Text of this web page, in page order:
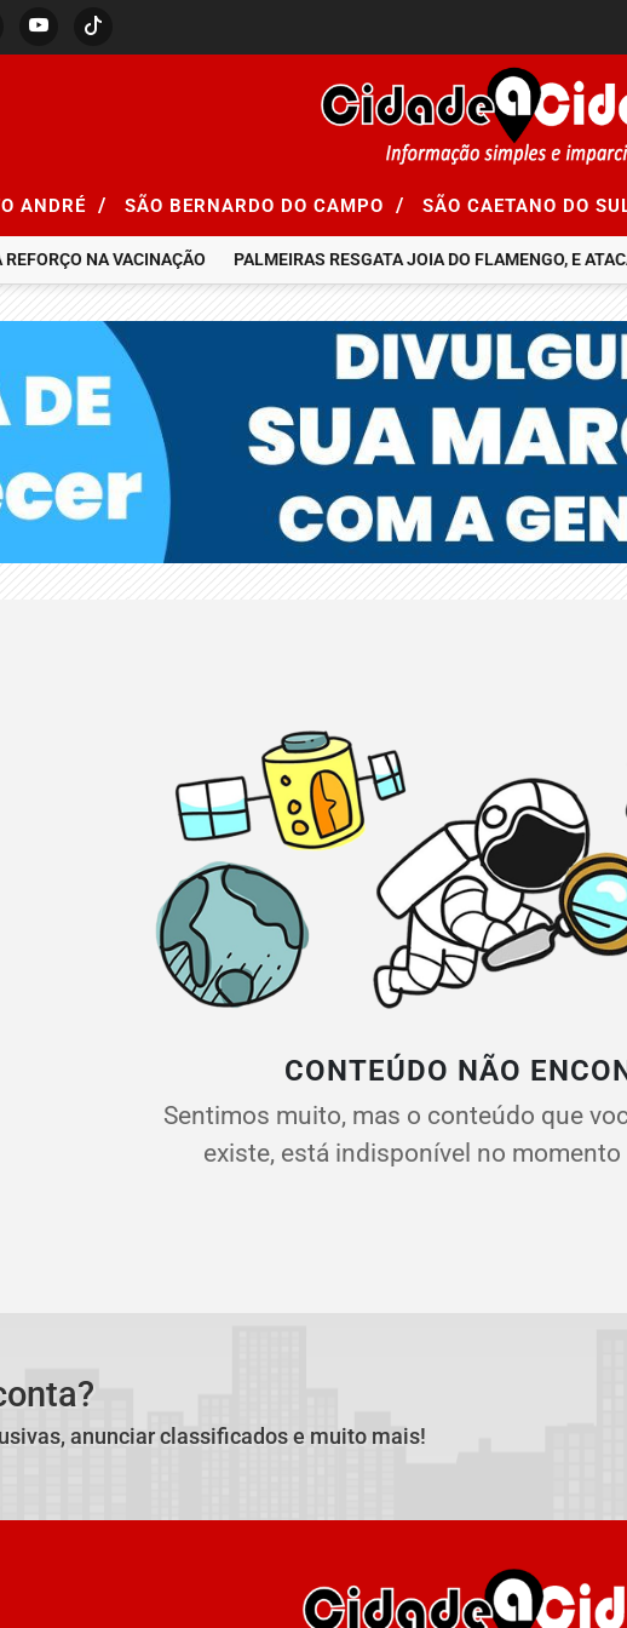
ANDRÉ / SÃO BERNARDO DO CAMPO / SÃO CAETANO DO
NA VACINAÇÃO PALMEIRAS RESGATA JOIA DO FLAMENGO, E
CONTEÚDO NÃO
Sentimos muito, mas o conteúdo que
existe, está indisponível no
anunciar classificados e muito mais!